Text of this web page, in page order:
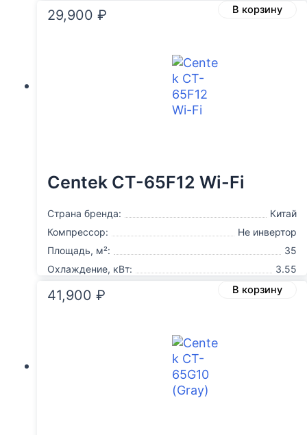
29,900 ₽ В корзину
Centek CT-65F12 Wi-Fi
Страна бренда:
Китай
Компрессор:
Не инвертор
Площадь, м²:
35
Охлаждение, кВт:
3.55
41,900 ₽ В корзину